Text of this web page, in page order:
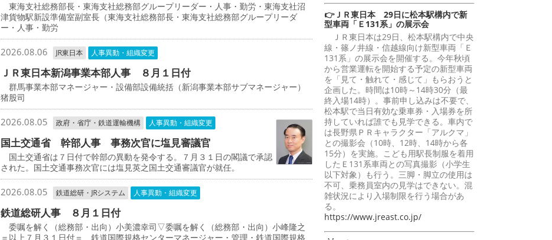
東海支社総務部長・東海支社総務部グループリーダー・人事・勤労・東海支社沼
津貨物駅新設準備室副室長（東海支社総務部長・東海支社総務部グループリーダ
ー・人事・勤労
2026.08.06 JR東日本 人事異動・組織変更
ＪＲ東日本新潟事業本部人事 ８月１日付
群馬事業本部マネージャー・設備部設備統括（新潟事業本部サブマネージャー）
猪股司
2026.08.05 政府・省庁・鉄道運輸機構 人事異動・組織変更
国土交通省 幹部人事 事務次官に塩見審議官
国土交通省は７日付で幹部の異動を発令する。７月３１日の閣議で承認
された。国土交通事務次官には塩見英之国土交通審議官が就任。
2026.08.05 鉄道総研・JRシステム 人事異動・組織変更
鉄道総研人事 ８月１日付
委嘱を解く（総務部・出向）小美濃幸司▽委嘱を解く（総務部・出向）小峰隆之
＝以上７月３１日付＝ 鉄道国際規格センターマネージャー・管理・鉄道国際規格
👉ＪＲ東日本 29日に松本駅構内で新
型車両「Ｅ131系」の展示会
ＪＲ東日本は29日、松本駅構内で中央
線・篠ノ井線・信越線向け新型車両「Ｅ
131系」の展示会を開催する。今年秋頃
から営業運転を開始する予定の新型車両
を「見て・触れて・感じて」もらおうと
企画した。時間は10時～14時30分（最
終入場14時）。事前申し込みは不要で、
松本駅で当日有効な乗車券・入場券を所
持していれば誰でも見学できる。車内で
は長野県ＰＲキャラクター「アルクマ」
との撮影会（10時、12時、14時から各
15分）を実施。こども用駅長制服を着用
したＥ131系車両との写真撮影（小学生
以下対象）も行う。三脚・脚立の使用は
不可、乗務員室内の見学はできない。混
雑状況により入場制限を行う場合があ
る。
https://www.jreast.co.jp/